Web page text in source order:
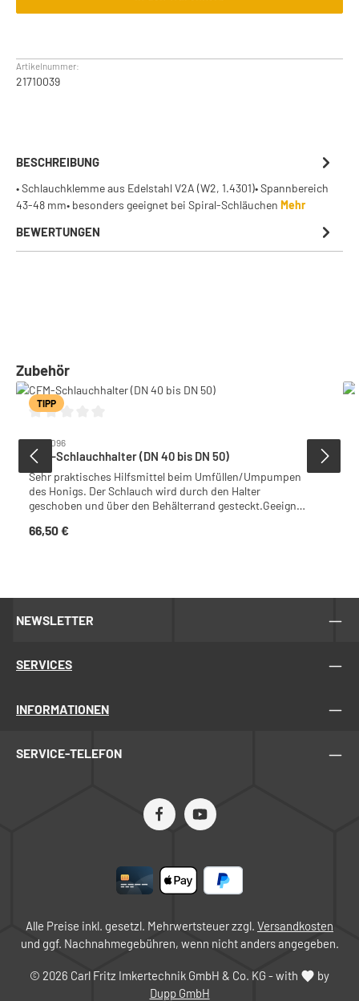
Artikelnummer:
21710039
BESCHREIBUNG
• Schlauchklemme aus Edelstahl V2A (W2, 1.4301)• Spannbereich
43-48 mm• besonders geeignet bei Spiral-Schläuchen Mehr
BEWERTUNGEN
Produktgalerie überspringen
Zubehör
TIPP
5000096
CFM-Schlauchhalter (DN 40 bis DN 50)
Sehr praktisches Hilfsmittel beim Umfüllen/Umpumpen
des Honigs. Der Schlauch wird durch den Halter
geschoben und über den Behälterrand gesteckt.Geeignet
Regulärer Preis:
66,50 €
NEWSLETTER
SERVICES
INFORMATIONEN
SERVICE-TELEFON
© 2026 Carl Fritz Imkertechnik GmbH & Co. KG - with
by
Dupp GmbH
Alle Preise inkl. gesetzl. Mehrwertsteuer zzgl. Versandkosten
und ggf. Nachnahmegebühren, wenn nicht anders angegeben.